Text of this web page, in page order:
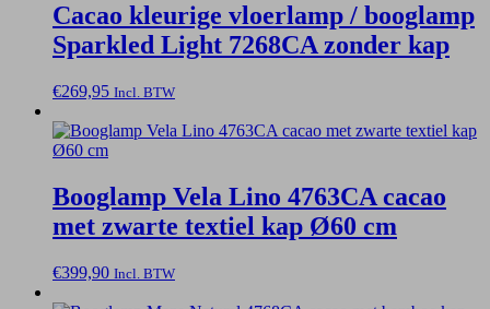
Cacao kleurige vloerlamp / booglamp
Sparkled Light 7268CA zonder kap
€269,95 Incl. BTW
Booglamp Vela Lino 4763CA cacao
met zwarte textiel kap Ø60 cm
€399,90 Incl. BTW